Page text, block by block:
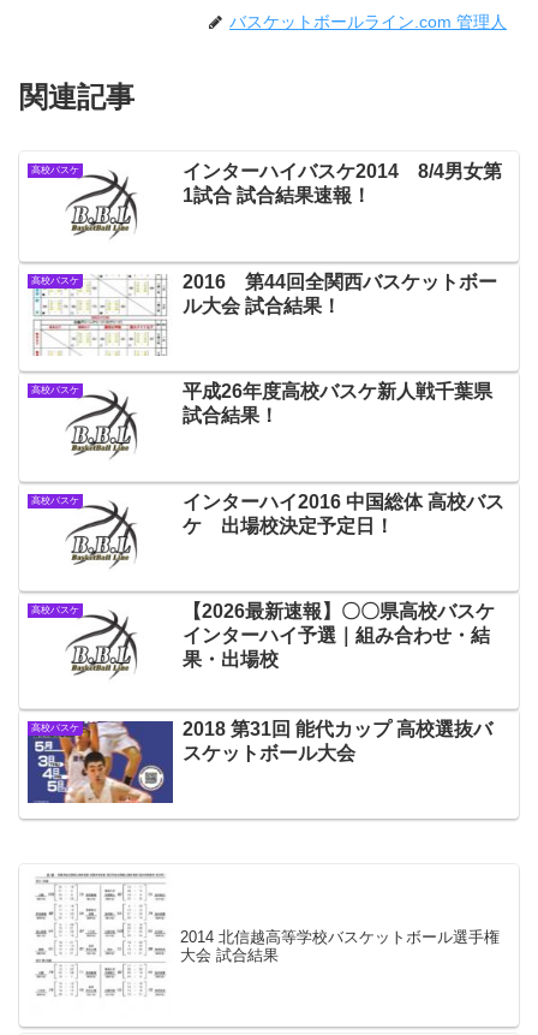
バスケットボールライン.com 管理人
関連記事
高校バスケ
インターハイバスケ2014 8/4男女第
1試合 試合結果速報！
高校バスケ
2016 第44回全関西バスケットボー
ル大会 試合結果！
高校バスケ
平成26年度高校バスケ新人戦千葉県
試合結果！
高校バスケ
インターハイ2016 中国総体 高校バス
ケ 出場校決定予定日！
高校バスケ
【2026最新速報】〇〇県高校バスケ
インターハイ予選｜組み合わせ・結
果・出場校
高校バスケ
2018 第31回 能代カップ 高校選抜バ
スケットボール大会
2014 北信越高等学校バスケットボール選手権
大会 試合結果